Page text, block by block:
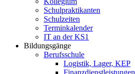
Schulpraktikanten
Schulzeiten
Terminkalender
IT an der KS1
Bildungsgänge
Berufsschule
Logistik, Lager, KEP
Finanzdienstleistungen